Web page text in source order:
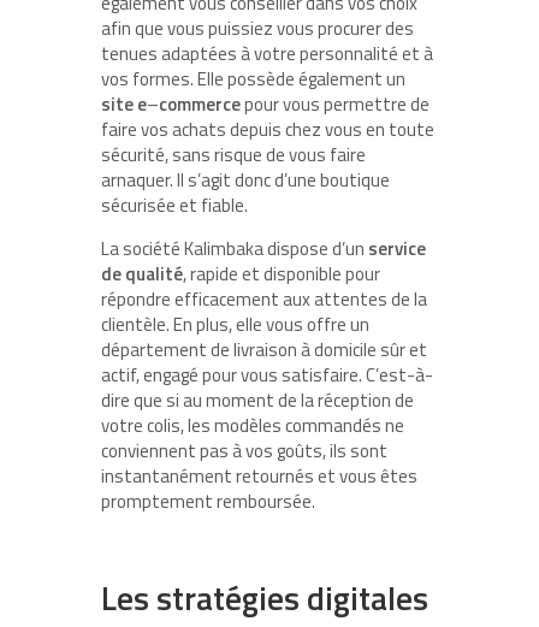
afin que vous puissiez vous procurer des
tenues adaptées à votre personnalité et à
vos formes. Elle possède également un
sitee–commercepour vous permettre de
faire vos achats depuis chez vous en toute
sécurité, sans risque de vous faire
arnaquer. Il s’agit donc d’une boutique
sécurisée et fiable.
La société Kalimbaka dispose d’un service
dequalité, rapide et disponible pour
répondre efficacement aux attentes de la
clientèle. En plus, elle vous offre un
département de livraison à domicile sûr et
actif, engagé pour vous satisfaire. C’est-à-
dire que si au moment de la réception de
votre colis, les modèles commandés ne
conviennent pas à vos goûts, ils sont
instantanément retournés et vous êtes
promptement remboursée.
Les stratégies digitales